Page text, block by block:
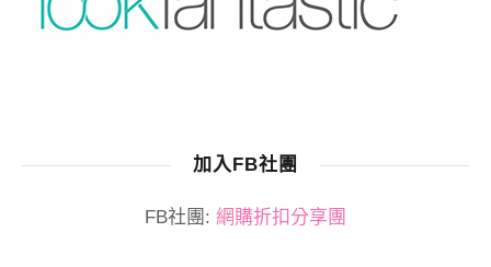
加入FB社團
FB社團: 網購折扣分享團